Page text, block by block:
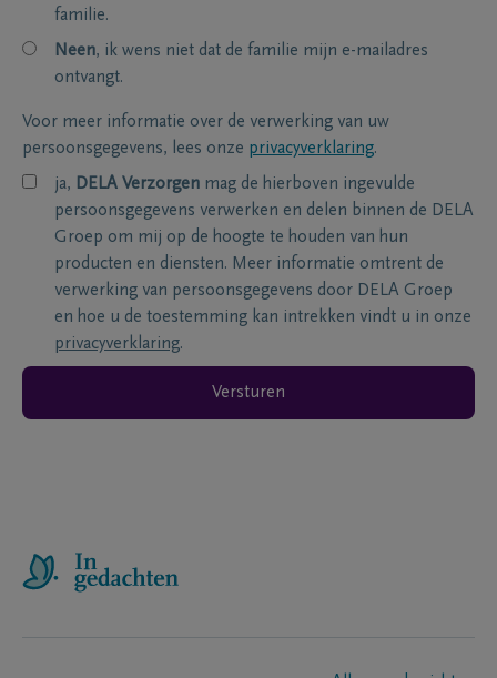
familie.
Neen, ik wens niet dat de familie mijn e-mailadres
ontvangt.
Voor meer informatie over de verwerking van uw
persoonsgegevens, lees onze privacyverklaring.
ja, DELA Verzorgen mag de hierboven ingevulde
persoonsgegevens verwerken en delen binnen de DELA
Groep om mij op de hoogte te houden van hun
producten en diensten. Meer informatie omtrent de
verwerking van persoonsgegevens door DELA Groep
en hoe u de toestemming kan intrekken vindt u in onze
privacyverklaring.
Versturen